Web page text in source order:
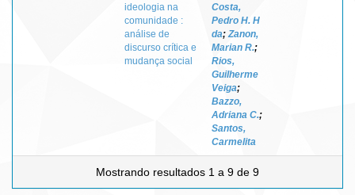
ideologia na
comunidade :
análise de
discurso crítica e
mudança social
Costa,
Pedro H. H
da; Zanon,
Marian R.;
Rios,
Guilherme
Veiga;
Bazzo,
Adriana C.;
Santos,
Carmelita
Mostrando resultados 1 a 9 de 9